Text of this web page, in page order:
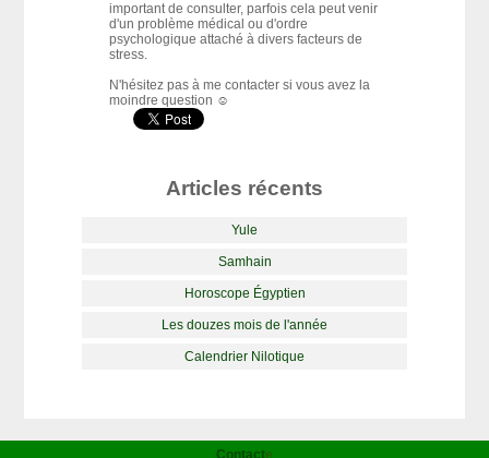
important de consulter, parfois cela peut venir
d'un problème médical ou d'ordre
psychologique attaché à divers facteurs de
stress.
N'hésitez pas à me contacter si vous avez la
moindre question ☺️
Articles récents
Yule
Samhain
Horoscope Égyptien
Les douzes mois de l'année
Calendrier Nilotique
Contacte